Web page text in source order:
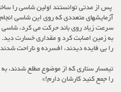
پس از مدتی توانستند اولین شاسی را
آزمایشهای متعددی که روی این شاسی
سرعت زیاد روی باند حرکت می کرد، شاسی
به زمین اصابت کرد و مقداری خسارت
را بی فایده دیدند، افسرده و ناراحت
تیمسار ستاری که از موضوع مطلع شدند،
را جمع کنید کارشان دارم!»